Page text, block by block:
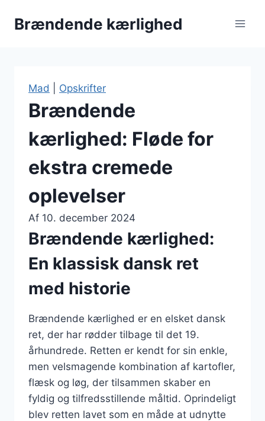
Brændende kærlighed
Mad Opskrifter
Brændende
kærlighed: Fløde for
ekstra cremede
oplevelser
Af 10. december 2024
Brændende kærlighed:
En klassisk dansk ret
med historie
Brændende kærlighed er en elsket dansk
ret, der har rødder tilbage til det 19.
århundrede. Retten er kendt for sin enkle,
men velsmagende kombination af kartofler,
flæsk og løg, der tilsammen skaber en
fyldig og tilfredsstillende måltid. Oprindeligt
blev retten lavet som en måde at udnytte